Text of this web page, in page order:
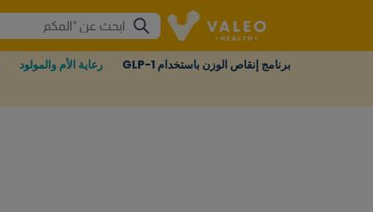
برنامج إنقاص الوزن باستخدام GLP-1 رعاية الأم والمولود